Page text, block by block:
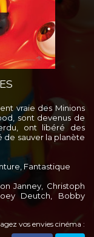
vraie des Minions
sont devenus de
ont libéré des
de sauver la planète
Fantastique
Janney, Christoph
Deutch, Bobby
vos envies cinéma :